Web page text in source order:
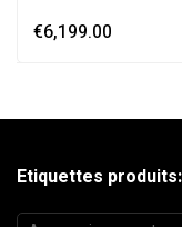
€6,199.00
Etiquettes produits: